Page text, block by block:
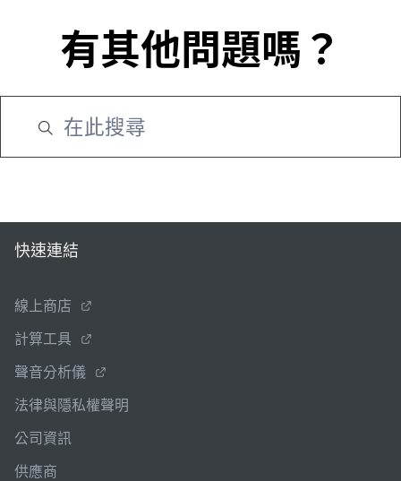
有其他問題嗎？
快速連結
線上商店
計算工具
聲音分析儀
法律與隱私權聲明
公司資訊
供應商